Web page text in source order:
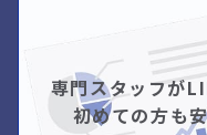
専門スタッフが
初めての方も